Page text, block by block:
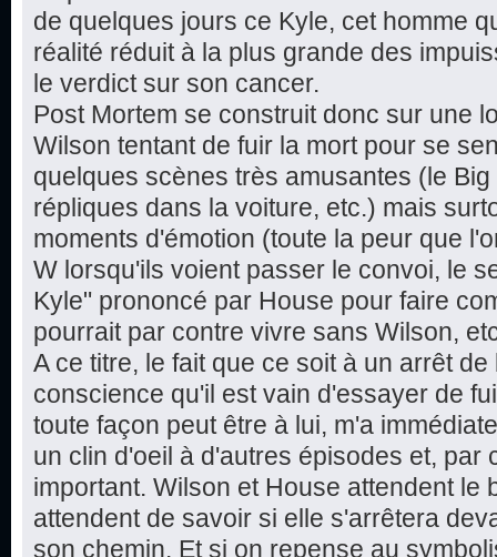
de quelques jours ce Kyle, cet homme
réalité réduit à la plus grande des
le verdict sur son cancer.
Post Mortem se construit donc sur une
Wilson tentant de fuir la mort pour se
quelques scènes très amusantes (le
répliques dans la voiture, etc.) mais
moments d'émotion (toute la peur que
W lorsqu'ils voient passer le convoi, le
Kyle" prononcé par House pour faire
pourrait par contre vivre sans Wilson,
A ce titre, le fait que ce soit à un arrêt
conscience qu'il est vain d'essayer de
toute façon peut être à lui, m'a
un clin d'oeil à d'autres épisodes et, par
important. Wilson et House attendent le
attendent de savoir si elle s'arrêtera
son chemin. Et si on repense au